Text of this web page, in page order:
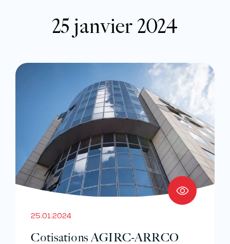
25 janvier 2024
25.01.2024
Cotisations AGIRC-ARRCO